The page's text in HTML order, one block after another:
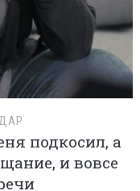
подкосил, а
и вовсе